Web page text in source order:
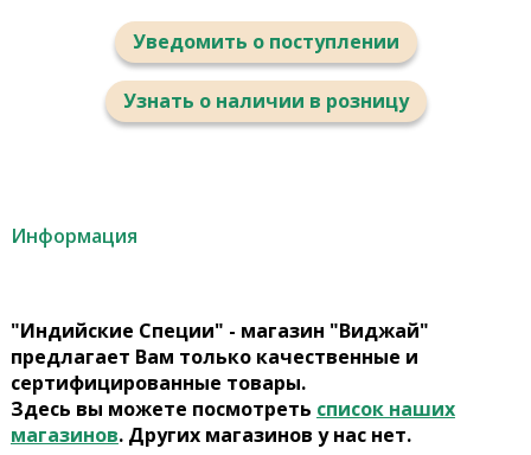
Уведомить о поступлении
Узнать о наличии в розницу
Информация
"Индийские Специи" - магазин "Виджай"
предлагает Вам только качественные и
сертифицированные товары.
Здесь вы можете посмотреть список наших
магазинов. Других магазинов у нас нет.